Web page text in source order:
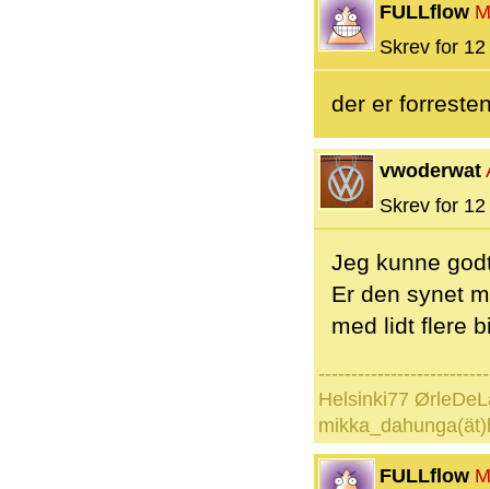
FULLflow
Skrev for
der er
vwoderwat
Skrev for
Jeg kunne
Er den synet
med lidt flere
Helsinki77
FULLflow